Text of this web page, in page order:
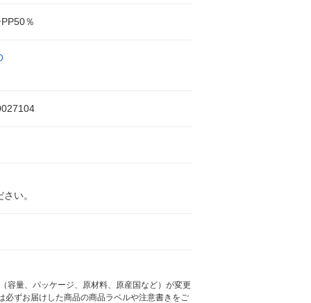
％
い。
容量、パッケージ、原材料、原産国など）が変更
ずお届けした商品の商品ラベルや注意書きをご